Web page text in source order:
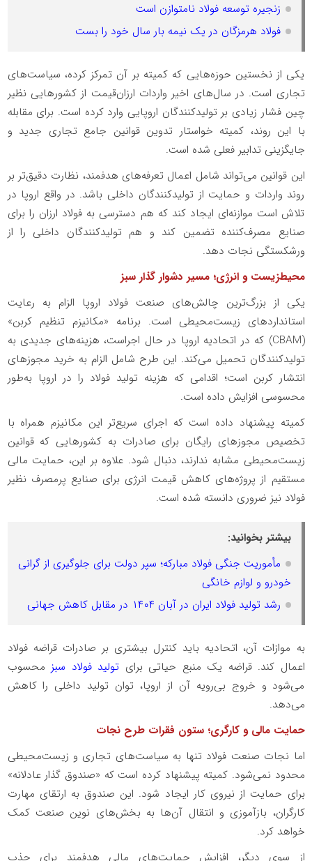
زنجیره توسعه فولاد نامتوازن است
فولاد هرمزگان در یک نیمه بار سال خود را بست
یکی از نخستین حوزه‌هایی که کمیته بر آن تمرکز کرده، سیاست‌های
تجاری است. در سال‌های اخیر واردات ارزان‌قیمت از کشورهایی نظیر
چین فشار زیادی بر تولیدکنندگان اروپایی وارد کرده است. برای مقابله
با این روند، کمیته خواستار تدوین قوانین جامع تجاری جدید و
جایگزینی تدابیر فعلی شده است.
این قوانین می‌تواند شامل اعمال تعرفه‌های هدفمند، نظارت دقیق‌تر بر
روند واردات و حمایت از تولیدکنندگان داخلی باشد. در واقع اروپا در
تلاش است موازنه‌ای ایجاد کند که هم دسترسی به فولاد ارزان را برای
صنایع مصرف‌کننده تضمین کند و هم تولیدکنندگان داخلی را از
ورشکستگی نجات دهد.
محیط‌زیست و انرژی؛ مسیر دشوار گذار سبز
یکی از بزرگ‌ترین چالش‌های صنعت فولاد اروپا الزام به رعایت
استانداردهای زیست‌محیطی است. برنامه «مکانیزم تنظیم کربن»
(CBAM) که در اتحادیه اروپا در حال اجراست، هزینه‌های جدیدی به
تولیدکنندگان تحمیل می‌کند. این طرح شامل الزام به خرید مجوزهای
انتشار کربن است؛ اقدامی که هزینه تولید فولاد را در اروپا به‌طور
محسوسی افزایش داده است.
کمیته پیشنهاد داده است که اجرای سریع‌تر این مکانیزم همراه با
تخصیص مجوزهای رایگان برای صادرات به کشورهایی که قوانین
زیست‌محیطی مشابه ندارند، دنبال شود. علاوه بر این، حمایت مالی
مستقیم از پروژه‌های کاهش قیمت انرژی برای صنایع پرمصرف نظیر
فولاد نیز ضروری دانسته شده است.
بیشتر بخوانید:
مأموریت جنگی فولاد مبارکه؛ سپر دولت برای جلوگیری از گرانی
خودرو و لوازم خانگی
رشد تولید فولاد ایران در آبان ۱۴۰۴ در مقابل کاهش جهانی
به موازات آن، اتحادیه باید کنترل بیشتری بر صادرات قراضه فولاد
اعمال کند. قراضه یک منبع حیاتی برای تولید فولاد سبز محسوب
می‌شود و خروج بی‌رویه آن از اروپا، توان تولید داخلی را کاهش
می‌دهد.
حمایت مالی و کارگری؛ ستون فقرات طرح نجات
اما نجات صنعت فولاد تنها به سیاست‌های تجاری و زیست‌محیطی
محدود نمی‌شود. کمیته پیشنهاد کرده است که «صندوق گذار عادلانه»
برای حمایت از نیروی کار ایجاد شود. این صندوق به ارتقای مهارت
کارگران، بازآموزی و انتقال آن‌ها به بخش‌های نوین صنعت کمک
خواهد کرد.
از سوی دیگر، افزایش حمایت‌های مالی هدفمند برای جذب